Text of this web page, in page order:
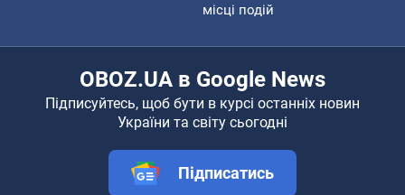
місці подій
OBOZ.UA в Google News
Підписуйтесь, щоб бути в курсі останніх новин
України та світу сьогодні
Підписатись